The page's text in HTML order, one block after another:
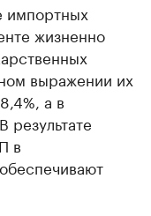
импортных
жизненно
выражении их
а в
результате
в